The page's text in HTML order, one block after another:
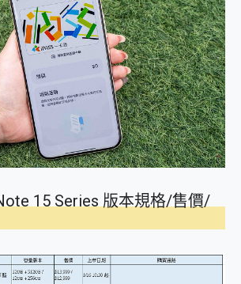
15 Series 版本規格/售價/